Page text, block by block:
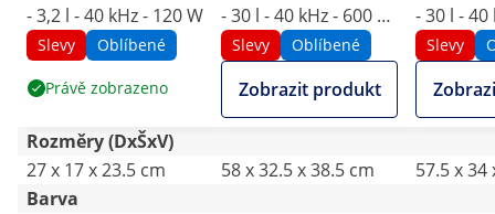
- 3,2 l - 40 kHz - 120 W
Slevy Oblíbené
Právě zobrazeno
- 30 l - 40 kHz - 600 W
- Degas - Memory
Slevy Oblíbené
Zobrazit produkt
- 30 l - 40
Slevy
Rozměry (DxŠxV)
27 x 17 x 23.5 cm
58 x 32.5 x 38.5 cm
57.5 x 34
Barva